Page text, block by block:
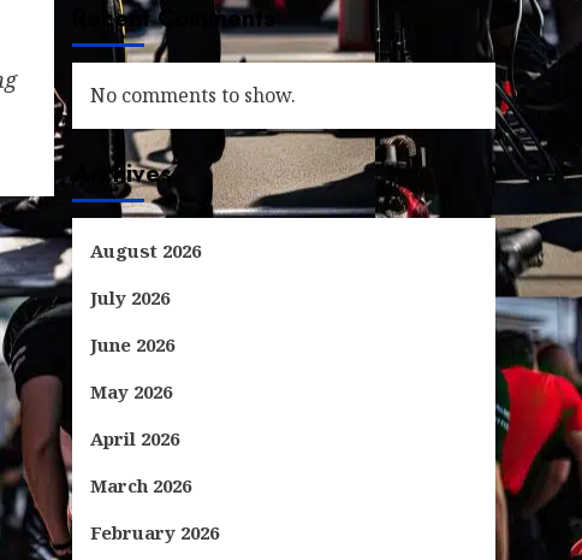
Recent Comments
No comments to show.
Archives
August 2026
July 2026
June 2026
May 2026
April 2026
March 2026
February 2026